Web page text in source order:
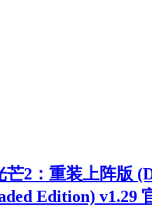
芒2：重装上阵版
Edition) v1.29